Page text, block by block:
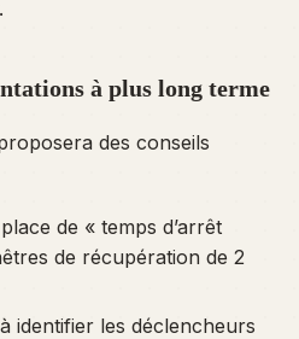
à plus long terme
des conseils
de « temps d’arrêt
de récupération de 2
identifier les déclencheurs